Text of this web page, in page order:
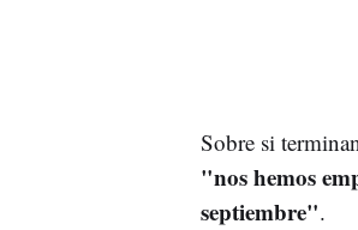
Sobre si
"nos hemos
septiembre".